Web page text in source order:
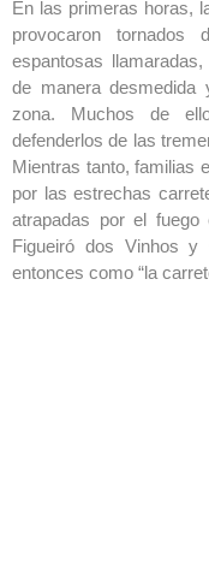
En las primeras horas,
provocaron
espantosas
de manera desmedida
zona. Muchos de
defenderlos de las
Mientras tanto, familias
por las estrechas
atrapadas por el
Figueiró dos Vinhos y
entonces como “la